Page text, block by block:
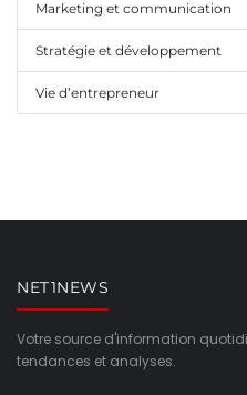
Marketing et communication
Stratégie et développement
Vie d’entrepreneur
NET1NEWS
Votre source d'information
tendances et analyses.